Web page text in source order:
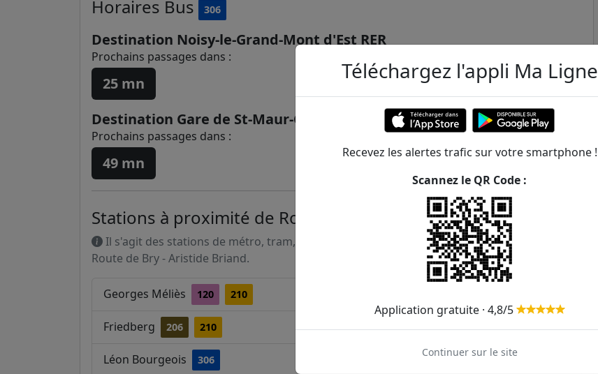
Horaires Bus 306
Destination Noisy-le-Grand-Mont d'Est RER
Prochains passages dans :
25 mn
Destination Gare de St-Maur-Créteil RER
Prochains passages dans :
49 mn
Stations à proximité de Route de Bry - Aristide Briand
Il s'agit des stations de métro, tram, RER et transilien situées à moins de 1km de la gare
Route de Bry - Aristide Briand.
Georges Méliès 120 210
Friedberg 206 210
Léon Bourgeois 306
Téléchargez l'appli Ma Ligne
Recevez les alertes trafic sur votre smartphone !
Scannez le QR Code :
Application gratuite · 4,8/5
Continuer sur le site